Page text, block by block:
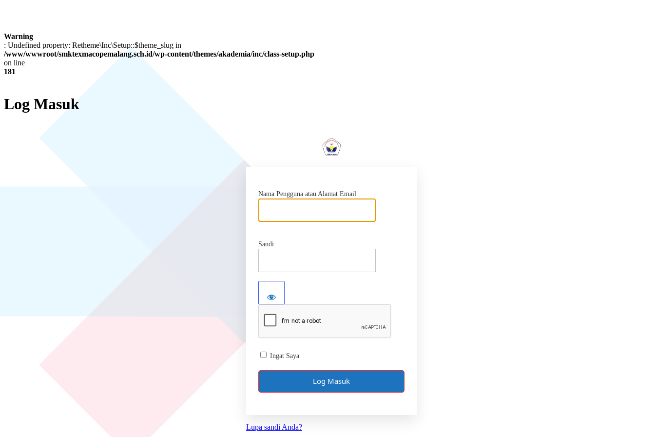
Warning
: Undefined property: Retheme\Inc\Setup::$theme_slug in
/www/wwwroot/smktexmacopemalang.sch.id/wp-content/themes/akademia/inc/class-setup.php
on line
181
Log Masuk
Nama Pengguna atau Alamat Email
Sandi
Ingat Saya
Lupa sandi Anda?